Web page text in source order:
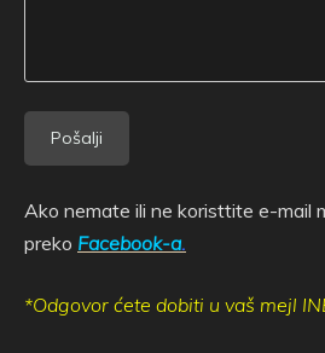
Ako nemate ili ne koristtite e-mail
preko Facebook-a.
*Odgovor ćete dobiti u vaš mejl